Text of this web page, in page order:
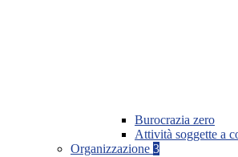
Burocrazia zero
Attività soggette a
Organizzazione 3